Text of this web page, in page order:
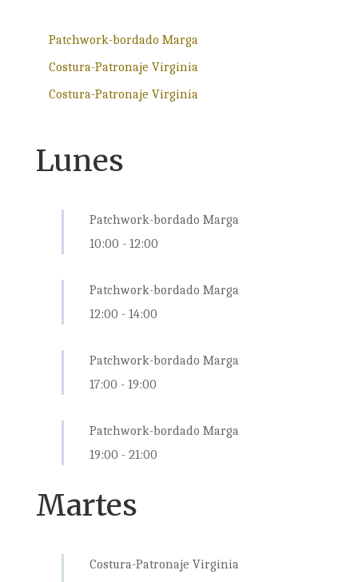
Patchwork-bordado Marga
Costura-Patronaje Virginia
Costura-Patronaje Virginia
Lunes
Patchwork-bordado Marga
10:00 - 12:00
Patchwork-bordado Marga
12:00 - 14:00
Patchwork-bordado Marga
17:00 - 19:00
Patchwork-bordado Marga
19:00 - 21:00
Martes
Costura-Patronaje Virginia